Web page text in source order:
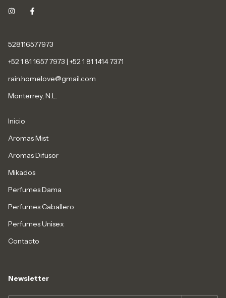
528116577973
+52 1 81 1657 7973 | +52 1 81 1414 7371
rain.homelove@gmail.com
Monterrey, N.L.
Inicio
Aromas Mist
Aromas Difusor
Mikados
Perfumes Dama
Perfumes Caballero
Perfumes Unisex
Contacto
Newsletter